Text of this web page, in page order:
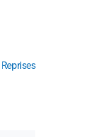
Reprises